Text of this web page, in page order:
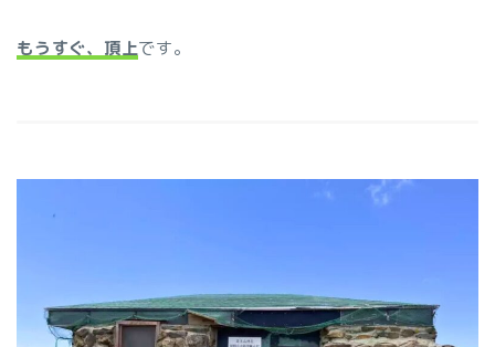
もうすぐ、頂上です。